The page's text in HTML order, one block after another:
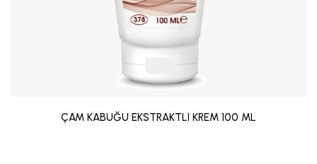
ÇAM KABUĞU EKSTRAKTLI KREM 100 ML